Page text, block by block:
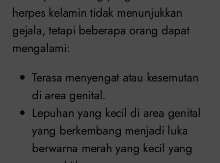
herpes kelamin tidak menunjukkan
gejala, tetapi beberapa orang dapat
mengalami:
Terasa menyengat atau kesemutan
di area genital.
Lepuhan yang kecil di area genital
yang berkembang menjadi luka
berwarna merah yang kecil yang